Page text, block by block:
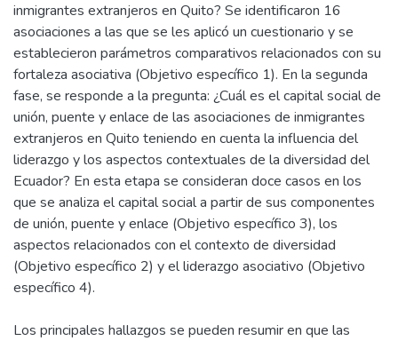
inmigrantes extranjeros en Quito? Se identificaron 16
asociaciones a las que se les aplicó un cuestionario y se
establecieron parámetros comparativos relacionados con su
fortaleza asociativa (Objetivo específico 1). En la segunda
fase, se responde a la pregunta: ¿Cuál es el capital social de
unión, puente y enlace de las asociaciones de inmigrantes
extranjeros en Quito teniendo en cuenta la influencia del
liderazgo y los aspectos contextuales de la diversidad del
Ecuador? En esta etapa se consideran doce casos en los
que se analiza el capital social a partir de sus componentes
de unión, puente y enlace (Objetivo específico 3), los
aspectos relacionados con el contexto de diversidad
(Objetivo específico 2) y el liderazgo asociativo (Objetivo
específico 4).
Los principales hallazgos se pueden resumir en que las